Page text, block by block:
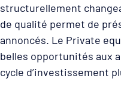
structurellement
de qualité permet de
annoncés. Le Private
belles opportunités aux
cycle d’investissement